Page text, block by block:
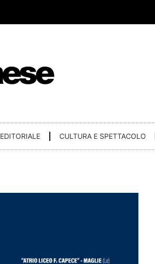
EDITORIALE CULTURA E SPETTACOLO